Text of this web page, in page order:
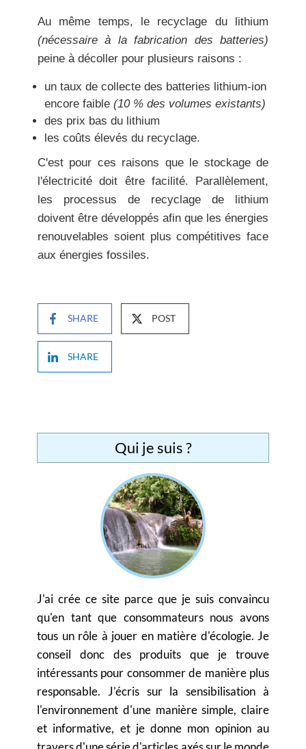
Au même temps, le recyclage du lithium
(nécessaire à la fabrication des batteries)
peine à décoller pour plusieurs raisons :
un taux de collecte des batteries lithium-ion
encore faible (10 % des volumes existants)
des prix bas du lithium
les coûts élevés du recyclage.
C'est pour ces raisons que le stockage de
l'électricité doit être facilité. Parallèlement,
les processus de recyclage de lithium
doivent être développés afin que les énergies
renouvelables soient plus compétitives face
aux énergies fossiles.
SHARE POST
SHARE
Qui je suis ?
J'ai crée ce site parce que je suis convaincu
qu'en tant que consommateurs nous avons
tous un rôle à jouer en matière d'écologie. Je
conseil donc des produits que je trouve
intéressants pour consommer de manière plus
responsable. J’écris sur la sensibilisation à
l'environnement d'une manière simple, claire
et informative, et je donne mon opinion au